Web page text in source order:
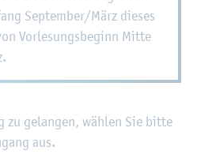
Sep­tem­ber/März die­ses
Vor­le­sungs­be­ginn Mitte
zu ge­lan­gen, wäh­len Sie bitte
aus.